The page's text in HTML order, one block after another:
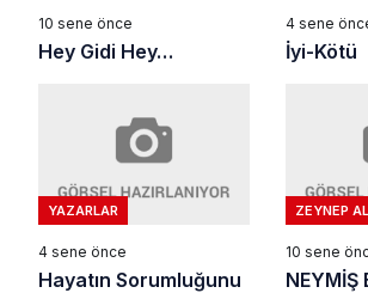
10 sene önce
Hey Gidi Hey…
4 sene
İyi-Kötü
YAZARLAR
4 sene önce
Hayatın Sorumluğunu
ZEYNEP
10 sene
NEYMİŞ